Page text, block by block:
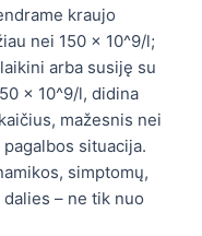
kraujo
nei 150 × 10^9/l;
arba susiję su
× 10^9/l, didina
mažesnis nei
situacija.
simptomų,
– ne tik nuo